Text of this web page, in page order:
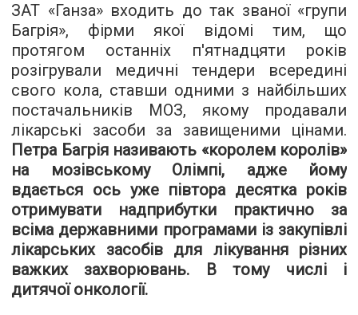
ЗАТ «Ганза» входить до так званої «групи
Багрія», фірми якої відомі тим, що
протягом останніх п'ятнадцяти років
розігрували медичні тендери всередині
свого кола, ставши одними з найбільших
постачальників МОЗ, якому продавали
лікарські засоби за завищеними цінами.
Петра Багрія називають «королем королів»
на мозівському Олімпі, адже йому
вдається ось уже півтора десятка років
отримувати надприбутки практично за
всіма державними програмами із закупівлі
лікарських засобів для лікування різних
важких захворювань. В тому числі і
дитячої онкології.